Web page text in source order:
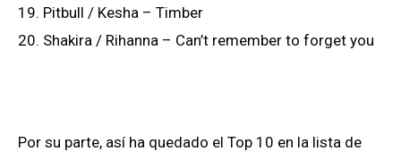
19. Pitbull / Kesha – Timber
20. Shakira / Rihanna – Can’t remember to forget you
Por su parte, así ha quedado el Top 10 en la lista de